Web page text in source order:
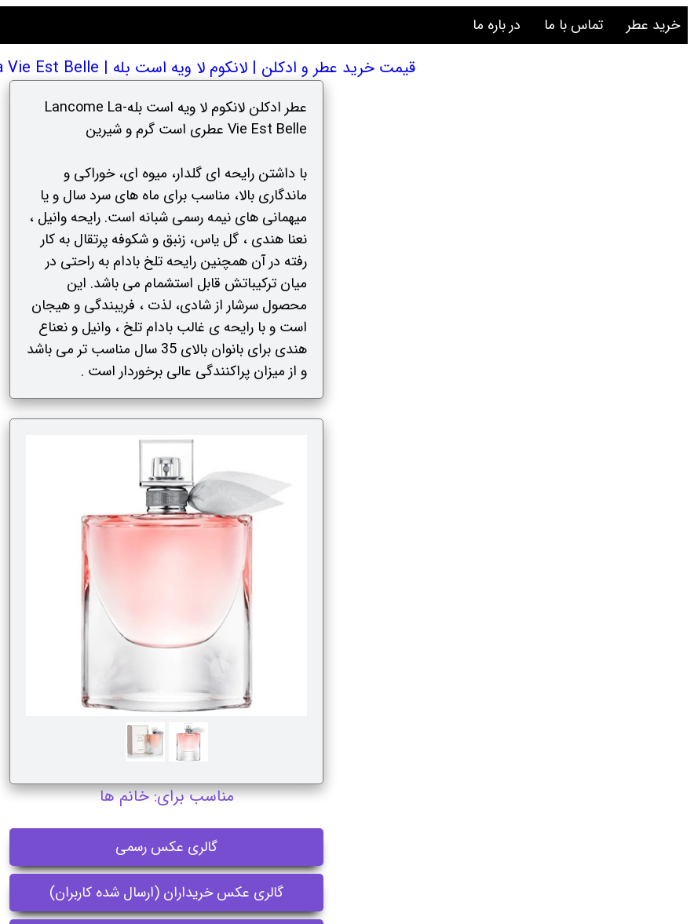
خرید عطر تماس با ما در باره ما
قیمت خرید عطر و ادکلن | لانکوم لا ویه است بله | Lancome La Vie Est Belle
عطر ادکلن لانکوم لا ویه است بله-Lancome La
Vie Est Belle عطری است گرم و شیرین
با داشتن رایحه ای گلدار، میوه ای، خوراکی و
ماندگاری بالا، مناسب برای ماه های سرد سال و یا
میهمانی های نیمه رسمی شبانه است. رایحه وانیل ،
نعنا هندی ، گل یاس، زنبق و شکوفه پرتقال به کار
رفته در آن همچنین رایحه تلخ بادام به راحتی در
میان ترکیباتش قابل استشمام می باشد. این
محصول سرشار از شادی، لذت ، فریبندگی و هیجان
است و با رایحه ی غالب بادام تلخ ، وانیل و نعناع
هندی برای بانوان بالای 35 سال مناسب تر می باشد
و از میزان پراکنندگی عالی برخوردار است .
مناسب برای: خانم ها
گالری عکس رسمی
گالری عکس خریداران (ارسال شده کاربران)